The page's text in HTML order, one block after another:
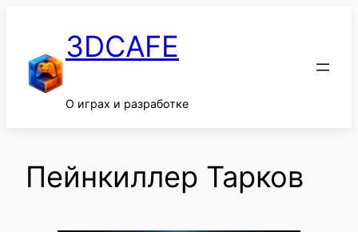
содержимому3DCAFE
О играх и разработке
Пейнкиллер Тарков